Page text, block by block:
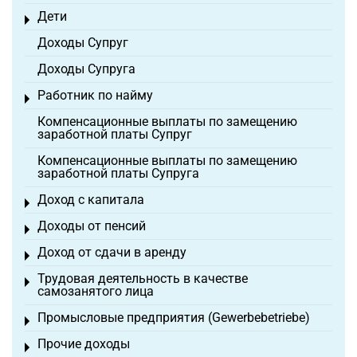
Дети
Toggle menu
Доходы Супруг
Доходы Супруга
Работник по найму
Toggle menu
Компенсационные выплаты по замещению
заработной платы Супруг
Компенсационные выплаты по замещению
заработной платы Супруга
Доход с капитала
Toggle menu
Доходы от пенсий
Toggle menu
Доход от сдачи в аренду
Toggle menu
Трудовая деятельность в качестве
самозанятого лица
Toggle menu
Промысловые предприятия (Gewerbebetriebe)
Toggle menu
Прочие доходы
Toggle menu